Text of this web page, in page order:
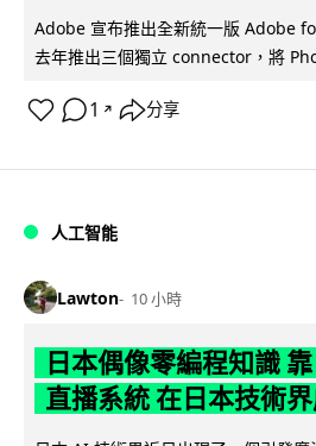
Adobe 宣布推出全新統一版 Adobe
去年推出三個獨立 connector，將
1 ↗ 分享
人工智能
Lawton 10 小時
日本偶像零編程知識
直播系統 在日本技術